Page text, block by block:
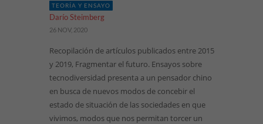
TEORÍA Y ENSAYO
Darío Steimberg
26 NOV, 2020
Recopilación de artículos publicados entre 2015
y 2019, Fragmentar el futuro. Ensayos sobre
tecnodiversidad presenta a un pensador chino
en busca de nuevos modos de concebir el
estado de situación de las sociedades en que
vivimos, modos que nos permitan torcer un